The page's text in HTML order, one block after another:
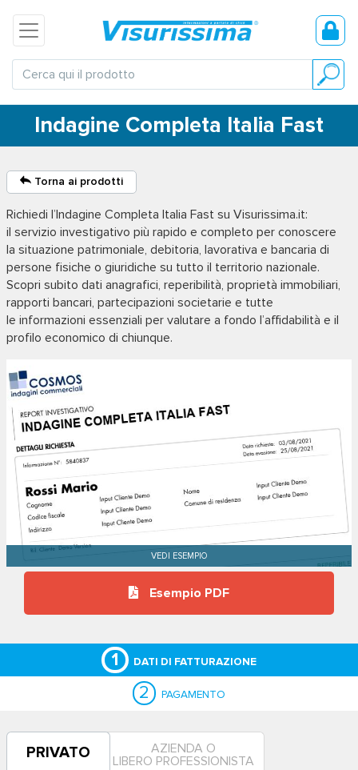
Indagine Completa Italia Fast
Torna ai prodotti
Richiedi l’Indagine Completa Italia Fast su Visurissima.it:
il servizio investigativo più rapido e completo per conoscere
la situazione patrimoniale, debitoria, lavorativa e bancaria di
persone fisiche o giuridiche su tutto il territorio nazionale.
Scopri subito dati anagrafici, reperibilità, proprietà immobiliari,
rapporti bancari, partecipazioni societarie e tutte
le informazioni essenziali per valutare a fondo l’affidabilità e il
profilo economico di chiunque.
Esempio PDF
1 DATI DI FATTURAZIONE
2 PAGAMENTO
PRIVATO
AZIENDA O
LIBERO PROFESSIONISTA